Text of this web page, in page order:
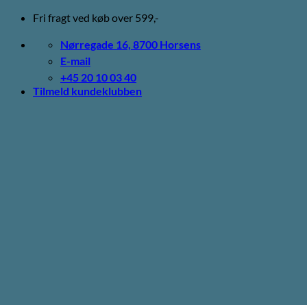
Fortsæt
indhold
Fri fragt ved køb over 599,-
Nørregade 16, 8700 Horsens
E-mail
+45 20 10 03 40
Tilmeld kundeklubben